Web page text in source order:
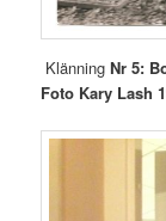
KlänningNr 5:
Foto Kary Lash